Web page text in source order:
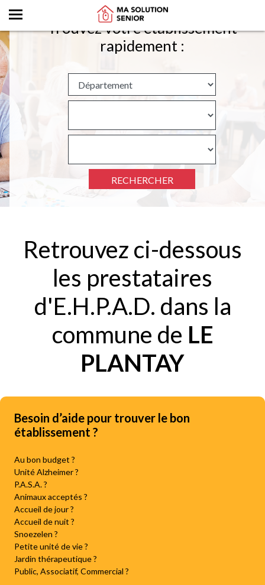
Trouvez votre établissement
rapidement :
RECHERCHER
Retrouvez ci-dessous
les prestataires
d'E.H.P.A.D. dans la
commune de LE
PLANTAY
Besoin d’aide pour trouver le bon
établissement ?
Au bon budget ?
Unité Alzheimer ?
P.A.S.A. ?
Animaux acceptés ?
Accueil de jour ?
Accueil de nuit ?
Snoezelen ?
Petite unité de vie ?
Jardin thérapeutique ?
Public, Associatif, Commercial ?